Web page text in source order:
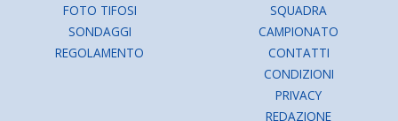
FOTO TIFOSI
SONDAGGI
REGOLAMENTO
SQUADRA
CAMPIONATO
CONTATTI
CONDIZIONI
PRIVACY
REDAZIONE